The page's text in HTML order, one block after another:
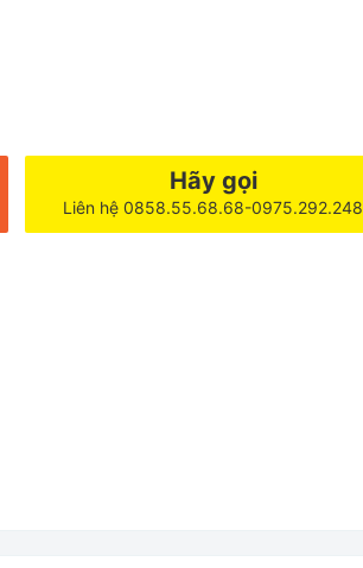
Hãy gọi
Liên hệ 0858.55.68.68-0975.292.248